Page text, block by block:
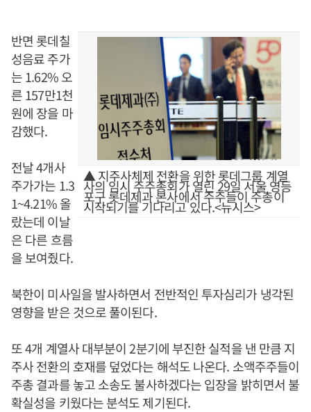
▲ 지주사체제 전환을 위한 롯데그룹 계열
사의 임시 주주총회가 열린 29일 서울 영등
포구 롯데제과 본사에서 주주들이 주총이
시작되기를 기다리고 있다.<뉴시스>
반면 롯데칠
성음료 주가
는 1.62% 오
른 157만1천
원에 장을 마
감했다.
전날 4개사
주가가는 1.3
1~4.21% 올
랐는데 이날
은 다른 흐름
을 보여줬다.
북한이 미사일을 발사하면서 전반적인 투자심리가 냉각된
영향을 받은 것으로 풀이된다.
또 4개 계열사 대부분이 2분기에 부진한 실적을 낸 만큼 지
주사 전환의 호재를 덮었다는 해석도 나온다. 소액주주들이
주총 결과를 놓고 소송도 불사하겠다는 입장을 밝히면서 불
확실성을 키웠다는 분석도 제기된다.